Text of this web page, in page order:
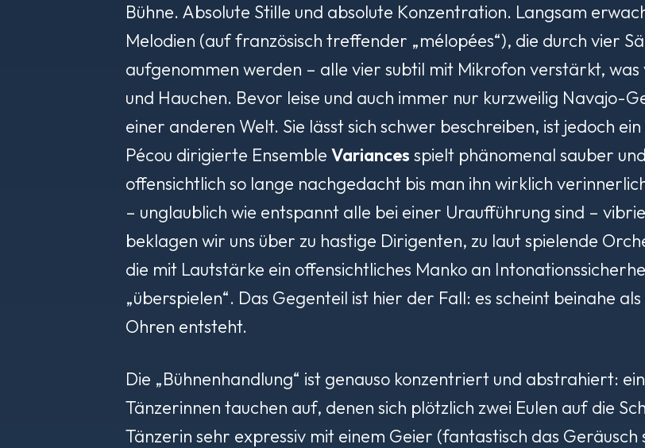
Bühne. Absolute Stille und absolute Konzentration. Langsam
Melodien (auf französisch treffender „mélopées“), die durch vier
aufgenommen werden – alle vier subtil mit Mikrofon verstärkt,
und Hauchen. Bevor leise und auch immer nur kurzweilig Navajo-
einer anderen Welt. Sie lässt sich schwer beschreiben, ist jedoch
Pécou dirigierte Ensemble Variances spielt phänomenal sauber
offensichtlich so lange nachgedacht bis man ihn wirklich
– unglaublich wie entspannt alle bei einer Uraufführung sind –
beklagen wir uns über zu hastige Dirigenten, zu laut spielende
die mit Lautstärke ein offensichtliches Manko an
„überspielen“. Das Gegenteil ist hier der Fall: es scheint beinahe
Ohren entsteht.
Die „Bühnenhandlung“ ist genauso konzentriert und abstrahiert:
Tänzerinnen tauchen auf, denen sich plötzlich zwei Eulen auf die
Tänzerin sehr expressiv mit einem Geier (fantastisch das